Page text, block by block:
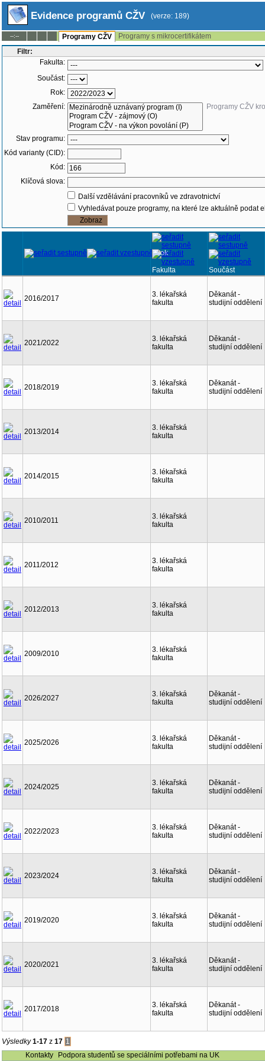
Evidence programů CŽV (verze: 189)
--:-- Programy CŽV
Programy s mikrocertifikátem
Filtr:
Fakulta:
Součást:
Rok:
Zaměření:
Programy CŽV
Stav programu:
Kód varianty (CID):
Kód:
Klíčová slova:
Další vzdělávání pracovníků ve zdravotnictví
Vyhledávat pouze programy, na které lze aktuálně podat
Rok
Fakulta Součást
2016/2017
3. lékařská
fakulta
Děkanát -
studijní oddělení
2021/2022
3. lékařská
fakulta
Děkanát -
studijní oddělení
2018/2019
3. lékařská
fakulta
Děkanát -
studijní oddělení
2013/2014
3. lékařská
fakulta
2014/2015
3. lékařská
fakulta
2010/2011
3. lékařská
fakulta
2011/2012
3. lékařská
fakulta
2012/2013
3. lékařská
fakulta
2009/2010
3. lékařská
fakulta
2026/2027
3. lékařská
fakulta
Děkanát -
studijní oddělení
2025/2026
3. lékařská
fakulta
Děkanát -
studijní oddělení
2024/2025
3. lékařská
fakulta
Děkanát -
studijní oddělení
2022/2023
3. lékařská
fakulta
Děkanát -
studijní oddělení
2023/2024
3. lékařská
fakulta
Děkanát -
studijní oddělení
2019/2020
3. lékařská
fakulta
Děkanát -
studijní oddělení
2020/2021
3. lékařská
fakulta
Děkanát -
studijní oddělení
2017/2018
3. lékařská
fakulta
Děkanát -
studijní oddělení
Výsledky1-17 z 17 1
Kontakty
Podpora studentů se speciálními potřebami na UK